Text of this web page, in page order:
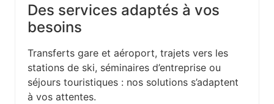
Des services adaptés à vos
besoins
Transferts gare et aéroport, trajets vers les
stations de ski, séminaires d’entreprise ou
séjours touristiques : nos solutions s’adaptent
à vos attentes.